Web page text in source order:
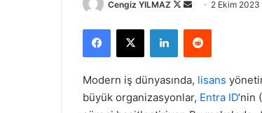
Cengiz YILMAZ
Follow
Bir
posta
göndermek
2 Ekim 2023
Facebook
X LinkedInReddit
Modern iş dünyasında, lisans
büyük organizasyonlar, Entra ID‘nin